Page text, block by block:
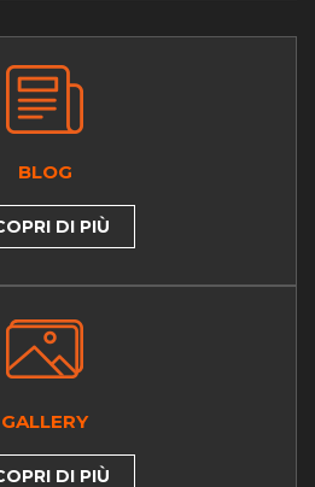
BLOG
DI PIÙ
GALLERY
DI PIÙ